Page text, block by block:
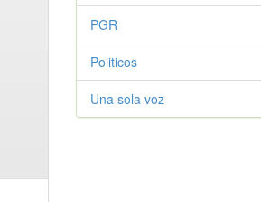
PGR
Politicos
Una sola voz